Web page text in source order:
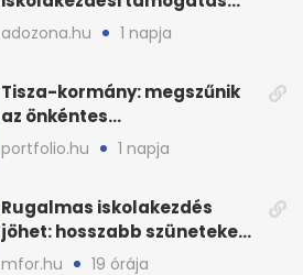
2026 őszén: adózás,
munkáltatói plusz
adozona.hu 1 napja
Tisza-kormány: megszűnik
az önkéntes
fogyasztáscsökkentés
portfolio.hu 1 napja
Rugalmas iskolakezdés
jöhet: hosszabb szüneteket
javasolnak szeptembertől
mfor.hu 19 órája